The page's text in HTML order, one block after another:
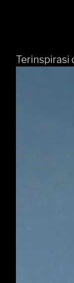
Terinspirasi